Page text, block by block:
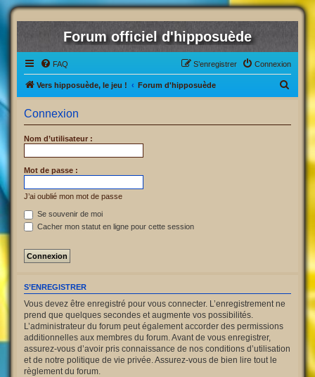
Forum officiel d'hipposuède
FAQ Connexion
S’enregistrer
Vers hipposuède, le jeu ! Forum d'hipposuède
Connexion
Nom d’utilisateur :
Mot de passe :
J’ai oublié mon mot de passe
Se souvenir de moi
Cacher mon statut en ligne pour cette session
S’ENREGISTRER
Vous devez être enregistré pour vous connecter. L’enregistrement ne
prend que quelques secondes et augmente vos possibilités.
L’administrateur du forum peut également accorder des permissions
additionnelles aux membres du forum. Avant de vous enregistrer,
assurez-vous d’avoir pris connaissance de nos conditions d’utilisation
et de notre politique de vie privée. Assurez-vous de bien lire tout le
règlement du forum.